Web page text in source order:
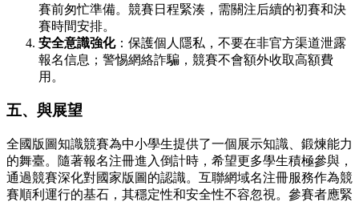
賽前匆忙準備。競賽日程緊湊，需關注后續的初賽和決
賽時間安排。
安全意識強化：保護個人隱私，不要在非官方渠道泄露
報名信息；警惕網絡詐騙，競賽不會額外收取高額費
用。
五、與展望
全國版圖知識競賽為中小學生提供了一個展示知識、鍛煉能力
的舞臺。隨著報名注冊進入倒計時，希望更多學生積極參與，
通過競賽深化對國家版圖的認識。互聯網域名注冊服務作為競
賽順利運行的基石，其穩定性和安全性不容忽視。參賽者應緊